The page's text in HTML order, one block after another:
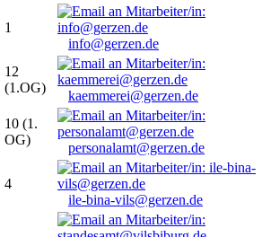
1
info@gerzen.de
12
(1.OG)
kaemmerei@gerzen.de
10 (1.
OG)
personalamt@gerzen.de
4
ile-bina-vils@gerzen.de